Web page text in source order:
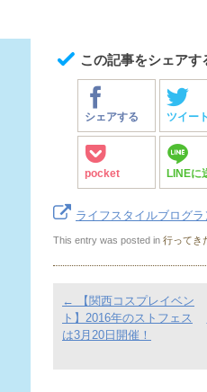
この記事をシェアす
シェアする ツイー
pocket LINEに
ライフスタイルブログ
This entry was posted in 行ってき
Post
navigation
←
【関西コスプレイベン
ト】2016年のストフェス
は3月20日開催！